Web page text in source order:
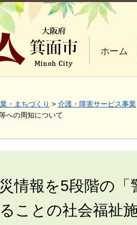
ホーム
・まちづくり > 介護・障害サービス事業
への周知について
情報を5段階の
ことの社会福祉